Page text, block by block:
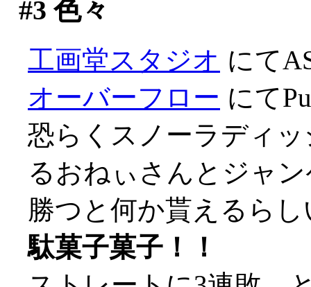
#3 色々
工画堂スタジオ にて
オーバーフロー にて
恐らくスノーラディ
るおねぃさんとジャ
勝つと何か貰えるら
駄菓子菓子！！